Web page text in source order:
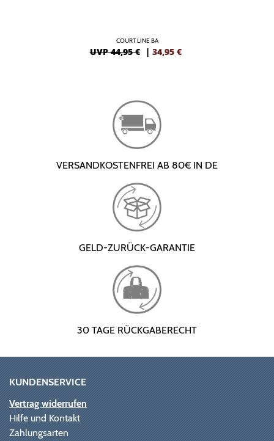
COURT LINE BA
UVP 44,95 € | 34,95 €
VERSANDKOSTENFREI AB 80€ IN DE
GELD-ZURÜCK-GARANTIE
30 TAGE RÜCKGABERECHT
KUNDENSERVICE
Vertrag widerrufen
Hilfe und Kontakt
Zahlungsarten